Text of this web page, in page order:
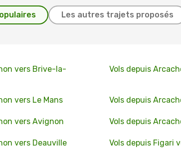
Les autres trajets proposés
vers Brive-la-
Vols depuis
vers Le Mans Vols depuis
vers Avignon Vols depuis
vers Deauville Vols depuis Figari